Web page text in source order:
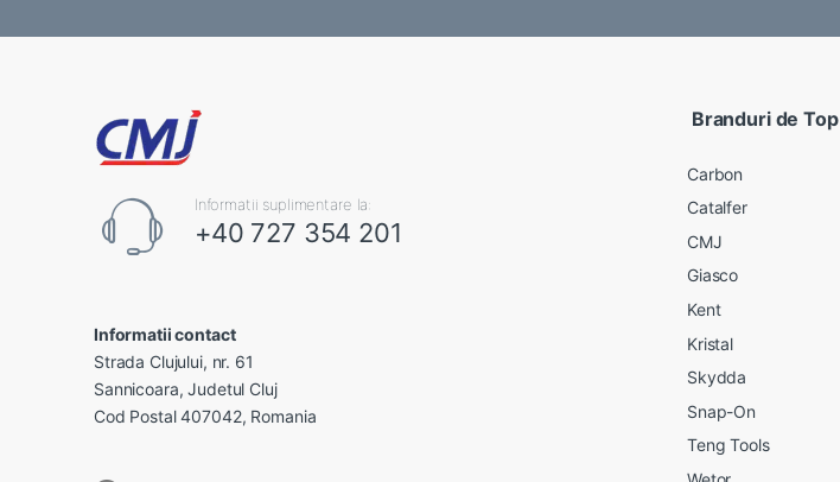
Informatii suplimentare la:
+40 727 354 201
Informatii contact
Strada Clujului, nr. 61
Sannicoara, Judetul Cluj
Cod Postal 407042, Romania
Branduri de Top
Carbon
Catalfer
CMJ
Giasco
Kent
Kristal
Skydda
Snap-On
Teng Tools